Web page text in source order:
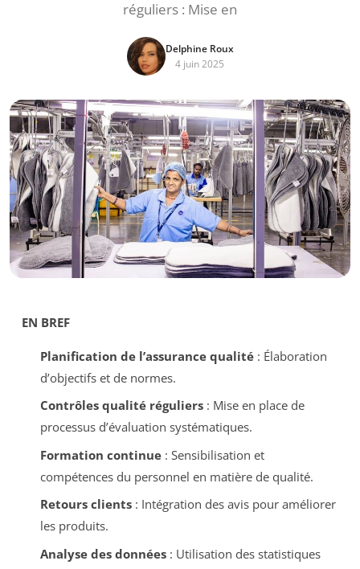
réguliers : Mise en
Delphine Roux
4 juin 2025
EN BREF
Planification de l’assurance qualité: Élaboration
d’objectifs et de normes.
Contrôles qualité réguliers: Mise en place de
processus d’évaluation systématiques.
Formation continue: Sensibilisation et
compétences du personnel en matière de qualité.
Retours clients: Intégration des avis pour améliorer
les produits.
Analyse des données: Utilisation des statistiques